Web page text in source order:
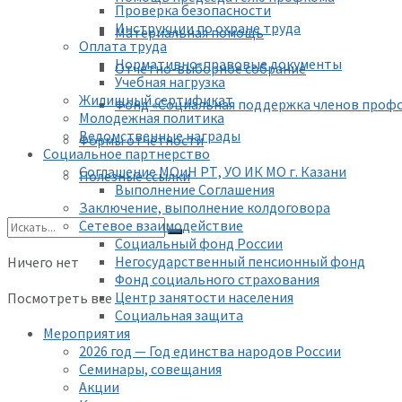
Материальная помощь
Отчетно-выборное собрание
Фонд «Социальная поддержка членов
Формы отчетности
Полезные ссылки
Ничего нет
Посмотреть все
Проверка безопасности
Инструкции по охране труда
Оплата труда
Нормативно-правовые документы
Учебная нагрузка
Жилищный сертификат
Молодежная политика
Ведомственные награды
Социальное партнерство
Соглашение МОиН РТ, УО ИК МО г. Казани
Выполнение Соглашения
Заключение, выполнение колдоговора
Сетевое взаимодействие
Социальный фонд России
Негосударственный пенсионный фонд
Фонд социального страхования
Центр занятости населения
Социальная защита
Мероприятия
2026 год — Год единства народов России
Семинары, совещания
Акции